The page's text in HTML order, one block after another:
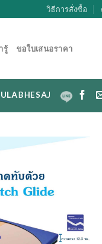
วิธีการสั่งซื้อ
รู้ ขอใบเสนอราคา